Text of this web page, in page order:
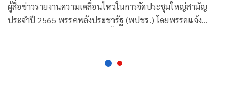
ผู้สื่อข่าวรายงานความเคลื่อนไหวในการจัดประชุมใหญ่สามัญ
ประจำปี 2565 พรรคพลังประชารัฐ (พปชร.) โดยพรรคแจ้ง